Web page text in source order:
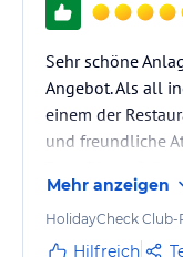
Dhigali verfügt über 8
Auswahl an
Weinen, Bieren und
genussvolles
Kostenlose nicht-
– direkt von Ihrer Villa
Sehr schöne
Angebot. Als all
einem der
und freundliche
Mehr anzeigen
HolidayCheck
Hilfreich